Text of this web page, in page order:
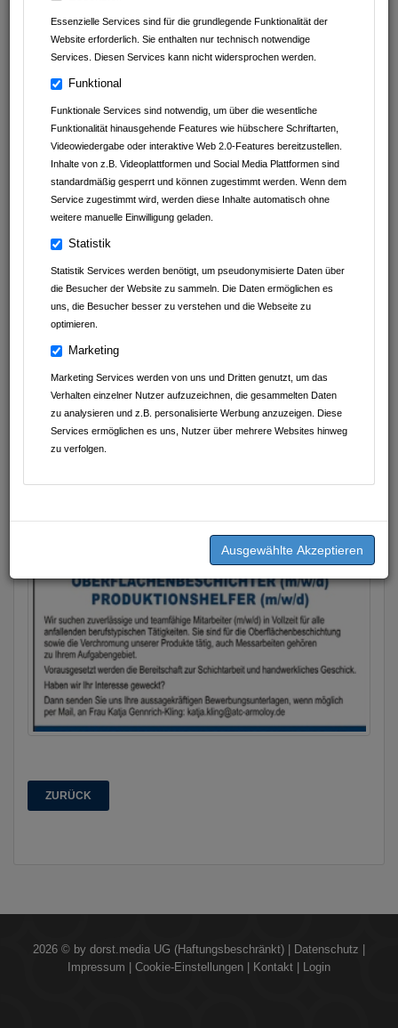
Essenzielle Services sind für die grundlegende Funktionalität der
Website erforderlich. Sie enthalten nur technisch notwendige
Services. Diesen Services kann nicht widersprochen werden.
Funktional
Funktionale Services sind notwendig, um über die wesentliche
Funktionalität hinausgehende Features wie hübschere Schriftarten,
Videowiedergabe oder interaktive Web 2.0-Features bereitzustellen.
Inhalte von z.B. Videoplattformen und Social Media Plattformen sind
standardmäßig gesperrt und können zugestimmt werden. Wenn dem
Service zugestimmt wird, werden diese Inhalte automatisch ohne
weitere manuelle Einwilligung geladen.
Statistik
Statistik Services werden benötigt, um pseudonymisierte Daten über
die Besucher der Website zu sammeln. Die Daten ermöglichen es
uns, die Besucher besser zu verstehen und die Webseite zu
optimieren.
Marketing
Marketing Services werden von uns und Dritten genutzt, um das
Verhalten einzelner Nutzer aufzuzeichnen, die gesammelten Daten
zu analysieren und z.B. personalisierte Werbung anzuzeigen. Diese
Services ermöglichen es uns, Nutzer über mehrere Websites hinweg
zu verfolgen.
ATC Armoloy Technology
Coatings GmbH & Co.KG
Wir suchen für unser Werk
in Mosbach zuverlässige
und teamfähige Mitarbeiter
in Vollzeit
ZURÜCK
2026 © by dorst.media UG (Haftungsbeschränkt) | Datenschutz |
Impressum | Cookie-Einstellungen | Kontakt | Login